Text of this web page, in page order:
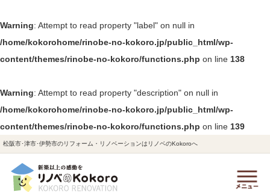
Warning: Attempt to read property "label" on null in
/home/kokorohome/rinobe-no-kokoro.jp/public_html/wp-
content/themes/rinobe-no-kokoro/functions.php on line 138
Warning: Attempt to read property "description" on null in
/home/kokorohome/rinobe-no-kokoro.jp/public_html/wp-
content/themes/rinobe-no-kokoro/functions.php on line 139
松阪市･津市･伊勢市のリフォーム・リノベーションはリノベのKokoroへ